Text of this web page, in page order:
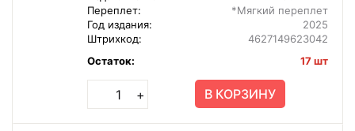
Переплет:
*Мягкий переплет
Год издания:
2025
Штрихкод:
4627149623042
Остаток:
17 шт
+ В КОРЗИНУ